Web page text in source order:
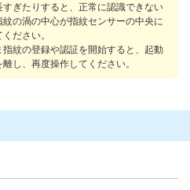
ぎたりすると、正常に認識できない
の渦の中心が指紋センサーの中央に
ださい。
紋の登録や認証を開始すると、起動
し、再度操作してください。